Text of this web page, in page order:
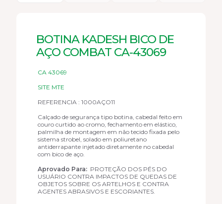
BOTINA KADESH BICO DE
AÇO COMBAT CA-43069
CA 43069
SITE MTE
REFERENCIA : 1000AÇO11
Calçado de segurança tipo botina, cabedal feito em
couro curtido ao cromo, fechamento em elástico,
palmilha de montagem em não tecido fixada pelo
sistema strobel, solado em poliuretano
antiderrapante injetado diretamente no cabedal
com bico de aço.
Aprovado Para: PROTEÇÃO DOS PÉS DO
USUÁRIO CONTRA IMPACTOS DE QUEDAS DE
OBJETOS SOBRE OS ARTELHOS E CONTRA
AGENTES ABRASIVOS E ESCORIANTES.